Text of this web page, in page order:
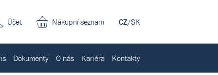
CZ/SK
Nákupní seznam
Účet
Dokumenty O nás Kariéra Kontakty